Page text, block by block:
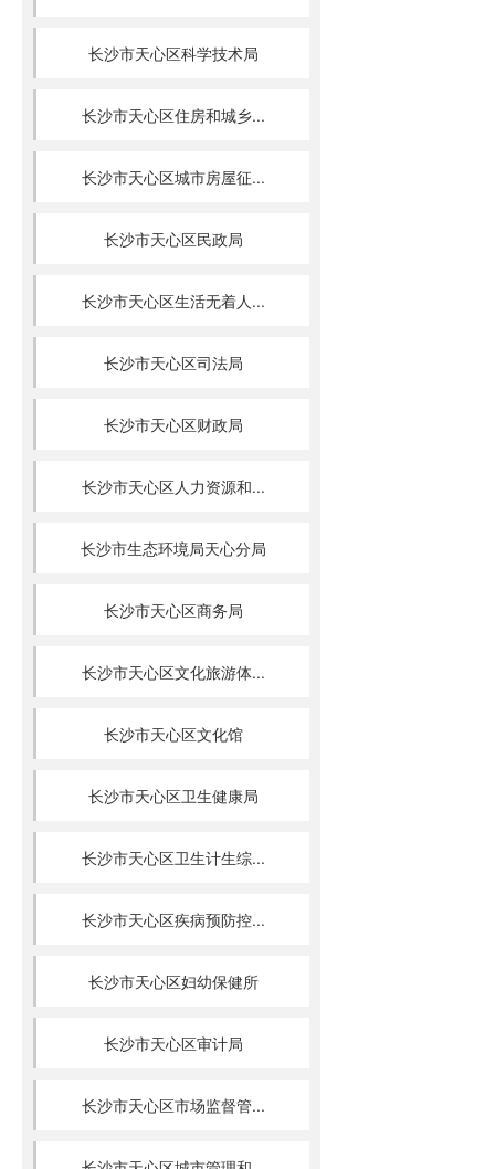
长沙市天心区科学技术局
长沙市天心区住房和城乡...
长沙市天心区城市房屋征...
长沙市天心区民政局
长沙市天心区生活无着人...
长沙市天心区司法局
长沙市天心区财政局
长沙市天心区人力资源和...
长沙市生态环境局天心分局
长沙市天心区商务局
长沙市天心区文化旅游体...
长沙市天心区文化馆
长沙市天心区卫生健康局
长沙市天心区卫生计生综...
长沙市天心区疾病预防控...
长沙市天心区妇幼保健所
长沙市天心区审计局
长沙市天心区市场监督管...